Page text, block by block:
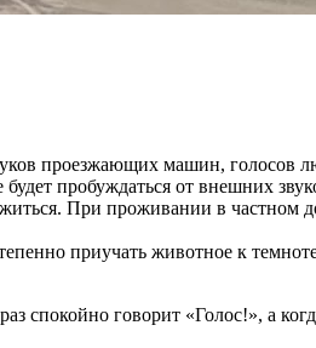
проезжающих машин, голосов
пробуждаться от внешних
При проживании в частном
приучать животное к
спокойно говорит «Голос!», а